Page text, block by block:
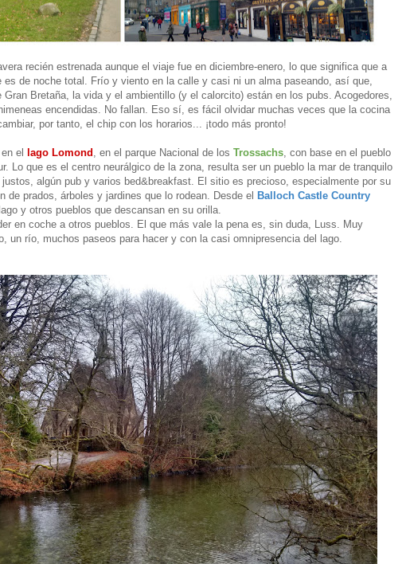
recién estrenada aunque el viaje fue en diciembre-enero, lo que significa que a
es de noche total. Frío y viento en la calle y casi ni un alma paseando, así que,
Bretaña, la vida y el ambientillo (y el calorcito) están en los pubs. Acogedores,
encendidas. No fallan. Eso sí, es fácil olvidar muchas veces que la cocina
por tanto, el chip con los horarios... ¡todo más pronto!
el lago Lomond , en el parque Nacional de los Trossachs, con base en el pueblo
Lo que es el centro neurálgico de la zona, resulta ser un pueblo la mar de tranquilo
algún pub y varios bed&breakfast. El sitio es precioso, especialmente por su
de prados, árboles y jardines que lo rodean. Desde el Balloch Castle Country
y otros pueblos que descansan en su orilla.
en coche a otros pueblos. El que más vale la pena es, sin duda, Luss. Muy
un río, muchos paseos para hacer y con la casi omnipresencia del lago.